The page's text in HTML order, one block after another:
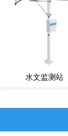
水文监测站